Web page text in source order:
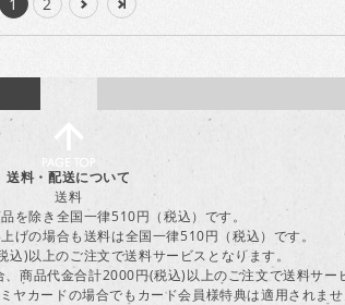
送料・配送について
送料
を除き全国一律510円（税込）です。
げの場合も送料は全国一律510円（税込）です。
)以上のご注文で送料サービスとなります。
商品代金合計2000円(税込)以上のご注文で送料サー
カードの場合でもカード会員様特典は適用されませ